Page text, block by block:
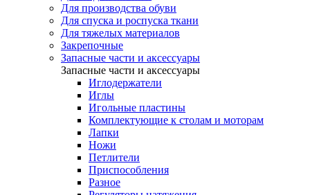
Для производства обуви
Для спуска и роспуска ткани
Для тяжелых материалов
Закрепочные
Запасные части и аксессуары
Запасные части и аксессуары
Иглодержатели
Иглы
Игольные пластины
Комплектующие к столам и моторам
Лапки
Ножи
Петлители
Приспособления
Разное